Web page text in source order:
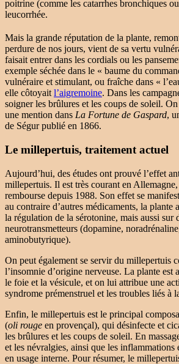
poitrine (comme les catarrhes bronchiques
leucorrhée.
Mais la grande réputation de la plante,
perdure de nos jours, vient de sa vertu
faisait entrer dans les cordials ou les
exemple séchée dans le « baume du
vulnéraire et stimulant, ou fraîche dans «
elle côtoyait l’aigremoine. Dans les
soigner les brûlures et les coups de soleil.
une mention dans La Fortune de Gaspard,
de Ségur publié en 1866.
Le millepertuis, traitement actuel
Aujourd’hui, des études ont prouvé l’effet
millepertuis. Il est très courant en
rembourse depuis 1988. Son effet se
au contraire d’autres médicaments, la plante
la régulation de la sérotonine, mais aussi sur
neurotransmetteurs (dopamine,
aminobutyrique).
On peut également se servir du millepertuis
l’insomnie d’origine nerveuse. La plante est
le foie et la vésicule, et on lui attribue une
syndrome prémenstruel et les troubles liés à
Enfin, le millepertuis est le principal
(oli rouge en provençal), qui désinfecte et
les brûlures et les coups de soleil. En
et les névralgies, ainsi que les inflammations
en usage interne. Pour résumer, le